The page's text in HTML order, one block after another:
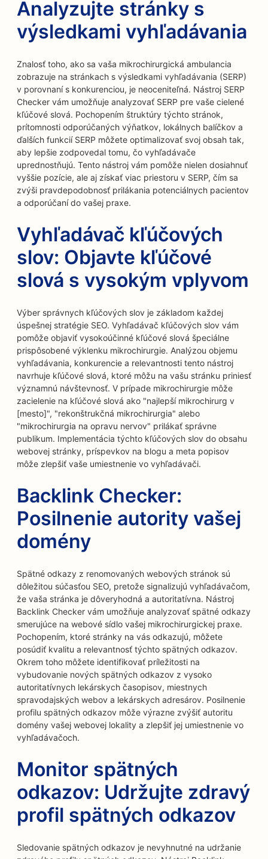
Analyzujte stránky s
výsledkami vyhľadávania
Znalosť toho, ako sa vaša mikrochirurgická ambulancia
zobrazuje na stránkach s výsledkami vyhľadávania (SERP)
v porovnaní s konkurenciou, je neoceniteľná. Nástroj SERP
Checker vám umožňuje analyzovať SERP pre vaše cielené
kľúčové slová. Pochopením štruktúry týchto stránok,
prítomnosti odporúčaných výňatkov, lokálnych balíčkov a
ďalších funkcií SERP môžete optimalizovať svoj obsah tak,
aby lepšie zodpovedal tomu, čo vyhľadávače
uprednostňujú. Tento nástroj vám pomôže nielen dosiahnuť
vyššie pozície, ale aj získať viac priestoru v SERP, čím sa
zvýši pravdepodobnosť prilákania potenciálnych pacientov
a odporúčaní do vašej praxe.
Vyhľadávač kľúčových
slov: Objavte kľúčové
slová s vysokým vplyvom
Výber správnych kľúčových slov je základom každej
úspešnej stratégie SEO. Vyhľadávač kľúčových slov vám
pomôže objaviť vysokoúčinné kľúčové slová špeciálne
prispôsobené výklenku mikrochirurgie. Analýzou objemu
vyhľadávania, konkurencie a relevantnosti tento nástroj
navrhuje kľúčové slová, ktoré môžu na vašu stránku priniesť
významnú návštevnosť. V prípade mikrochirurgie môže
zacielenie na kľúčové slová ako "najlepší mikrochirurg v
[mesto]", "rekonštrukčná mikrochirurgia" alebo
"mikrochirurgia na opravu nervov" prilákať správne
publikum. Implementácia týchto kľúčových slov do obsahu
webovej stránky, príspevkov na blogu a meta popisov
môže zlepšiť vaše umiestnenie vo vyhľadávači.
Backlink Checker:
Posilnenie autority vašej
domény
Spätné odkazy z renomovaných webových stránok sú
dôležitou súčasťou SEO, pretože signalizujú vyhľadávačom,
že vaša stránka je dôveryhodná a autoritatívna. Nástroj
Backlink Checker vám umožňuje analyzovať spätné odkazy
smerujúce na webové sídlo vašej mikrochirurgickej praxe.
Pochopením, ktoré stránky na vás odkazujú, môžete
posúdiť kvalitu a relevantnosť týchto spätných odkazov.
Okrem toho môžete identifikovať príležitosti na
vybudovanie nových spätných odkazov z vysoko
autoritatívnych lekárskych časopisov, miestnych
spravodajských webov a lekárskych adresárov. Posilnenie
profilu spätných odkazov môže výrazne zvýšiť autoritu
domény vašej webovej lokality a zlepšiť jej umiestnenie vo
vyhľadávačoch.
Monitor spätných
odkazov: Udržujte zdravý
profil spätných odkazov
Sledovanie spätných odkazov je nevyhnutné na udržanie